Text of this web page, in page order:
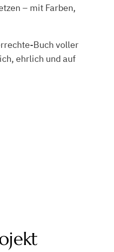
– mit Farben,
Buch voller
ehrlich und auf